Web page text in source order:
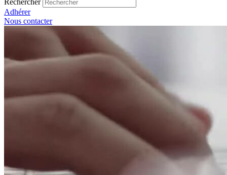
Rechercher
Adhérer
Nous contacter